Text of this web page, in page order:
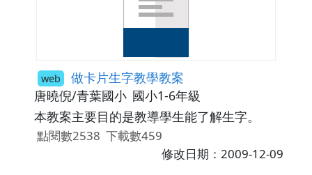
web 做卡片生字教學教案
唐曉倪/青葉國小 國小1-6年級
本教案主要目的是教導學生能了解生字。
點閱數2538 下載數459
修改日期：2009-12-09